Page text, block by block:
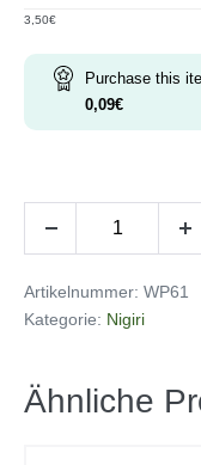
3,50€
Purchase this
0,09€
kani
nigiri
Artikelnummer: WP61
Kategorie: Nigiri
Ähnliche